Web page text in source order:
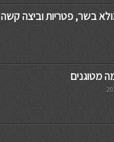
בשר, פטריות וביצה קשה
מטוגנים